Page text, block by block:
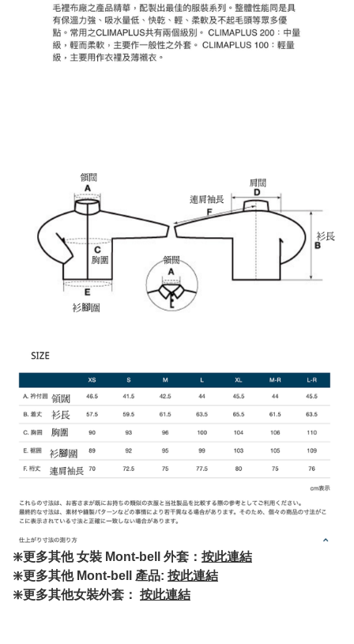
❇️更多其他 女裝 Mont-bell 外套： 按此連結
❇️更多其他 Mont-bell 產品: 按此連結
❇️更多其他女裝外套： 按此連結